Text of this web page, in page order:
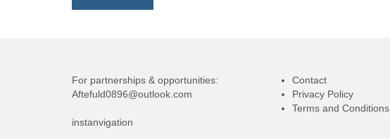
For partnerships & opportunities:
Aftefuld0896@outlook.com
instanvigation
Contact
Privacy Policy
Terms and Conditions